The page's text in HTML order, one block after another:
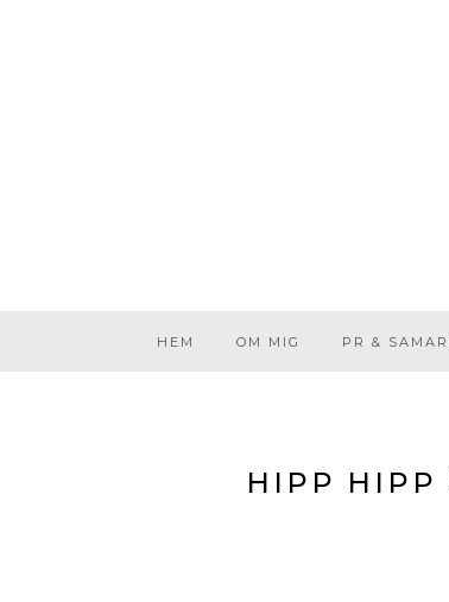
HEM OM MIG PR &
HIPP HIPP